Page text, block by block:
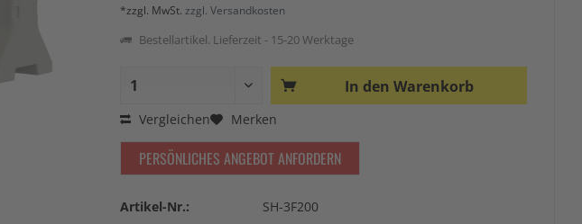
*zzgl. MwSt. zzgl. Versandkosten
Bestellartikel. Lieferzeit - 15-20 Werktage
In den Warenkorb
Vergleichen Merken
PERSÖNLICHES ANGEBOT ANFORDERN
Artikel-Nr.: SH-3F200